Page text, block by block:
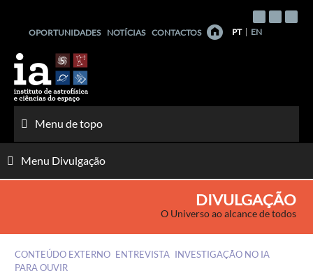
conteúdo
OPORTUNIDADES NOTÍCIAS CONTACTOS PT EN
Menu de topo
Menu Divulgação
DIVULGAÇÃO
O Universo ao alcance de todos
CONTEÚDO EXTERNO ENTREVISTA INVESTIGAÇÃO NO IA
PARA OUVIR